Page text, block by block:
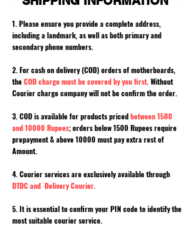
1. Please ensure you provide a complete address,
including a landmark, as well as both primary and
secondary phone numbers.
2. For cash on delivery (COD) orders of motherboards,
theCOD charge must be covered by you first, Without
Courier charge company will not be confirm the order.
3. COD is available for products pricedbetween 1500
and 10000 Rupees; orders below 1500 Rupees require
prepayment & above 10000 must pay extra rest of
Amount.
4. Courier services are exclusively available through
DTDC and Delivery Courier.
5. It is essential to confirm your PIN code to identify the
most suitable courier service.